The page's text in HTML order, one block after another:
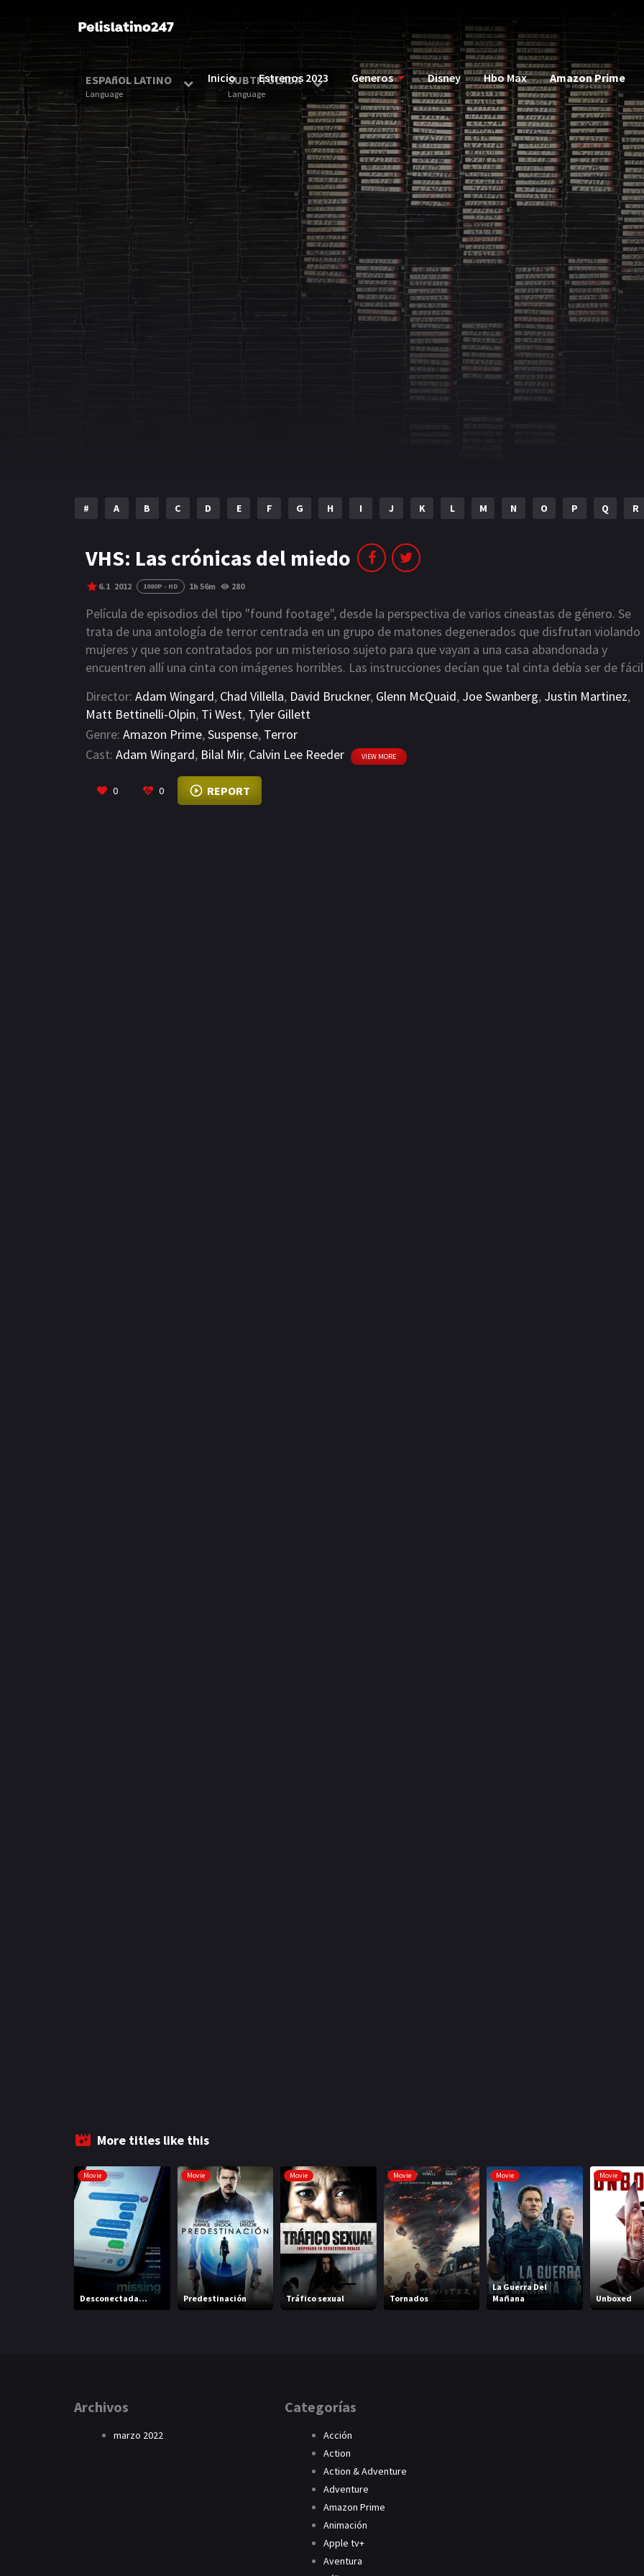
Inicio Estrenos 2023 Generos Disney Hbo Max Amazon Prime
ESPAñOL LATINO
Language
SUBTITULADA
Language
# A B C D E F G H I J K L M N O P Q R
VHS: Las crónicas del miedo
6.1 2012 1080P - HD 1h 56m 280
Película de episodios del tipo "found footage", desde la perspectiva de varios cineastas de género. Se
trata de una antología de terror centrada en un grupo de matones degenerados que disfrutan violando
mujeres y que son contratados por un misterioso sujeto para que vayan a una casa abandonada y
encuentren allí una cinta con imágenes horribles. Las instrucciones decían que tal cinta debía ser de fácil
entonces descubrir cuál es la cinta maldita.
Director: Adam Wingard, Chad Villella, David Bruckner, Glenn McQuaid, Joe Swanberg, Justin Martinez,
Matt Bettinelli-Olpin, Ti West, Tyler Gillett
Genre: Amazon Prime,Suspense, Terror
Cast: Adam Wingard, Bilal Mir, Calvin Lee Reeder VIEW MORE
0 0 REPORT
More titles like this
Movie
Desconectada...
Movie
Predestinación
Movie
Tráfico sexual
Movie
Tornados
Movie
La Guerra Del
Mañana
Movie
Unboxed
Archivos
marzo 2022
Categorías
Acción
Action
Action & Adventure
Adventure
Amazon Prime
Animación
Apple tv+
Aventura